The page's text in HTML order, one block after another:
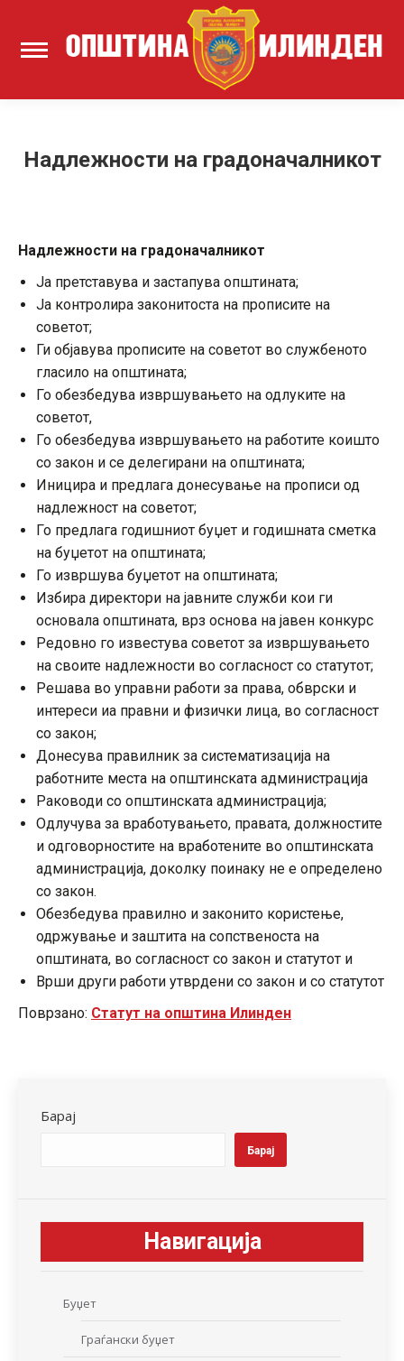
Надлежности на градоначалникот
Надлежности на градоначалникот
Ја претставува и застапува општината;
Ја контролира законитоста на прописите на
советот;
Ги објавува прописите на советот во службеното
гласило на општината;
Го обезбедува извршувањето на одлуките на
советот,
Го обезбедува извршувањето на работите коишто
со закон и се делегирани на општината;
Иницира и предлага донесување на прописи од
надлежност на советот;
Го предлага годишниот буџет и годишната сметка
на буџетот на општината;
Го извршува буџетот на општината;
Избира директори на јавните служби кои ги
основала општината, врз основа на јавен конкурс
Редовно го известува советот за извршувањето
на своите надлежности во согласност со статутот;
Решава во управни работи за права, обврски и
интереси иа правни и физички лица, во согласност
со закон;
Донесува правилник за систематизација на
работните места на општинската администрација
Раководи со општинската администрација;
Одлучува за вработувањето, правата, должностите
и одговорностите на вработените во општинската
администрација, доколку поинаку не е определено
со закон.
Обезбедува правилно и законито користење,
одржување и заштита на сопственоста на
општината, во согласност со закон и статутот и
Врши други работи утврдени со закон и со статутот
Поврзано: Статут на општина Илинден
Барај
Барај
Навигација
Буџет
Граѓански буџет